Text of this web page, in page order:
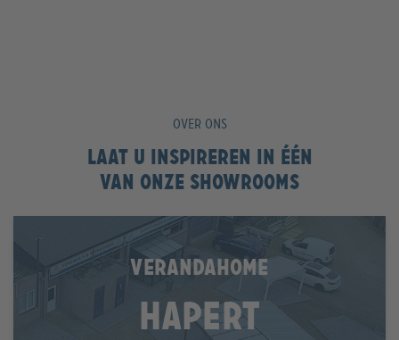
OVER ONS
Laat u inspireren in één
van onze showrooms
VERANDAHOME
Hapert